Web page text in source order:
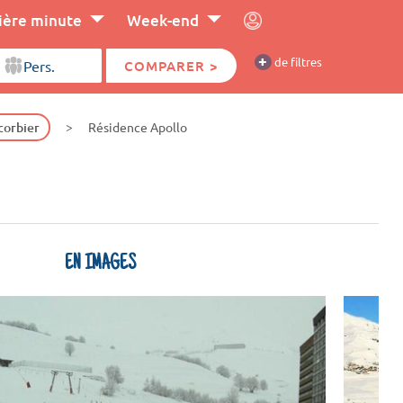
minute Week-end
COMPARER > + de filtres
Résidence Apollo
EN IMAGES